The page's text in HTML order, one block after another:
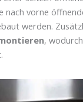
nach vorne
werden.
,